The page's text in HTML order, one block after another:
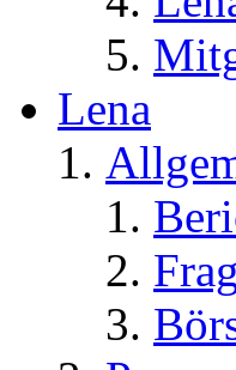
Lena